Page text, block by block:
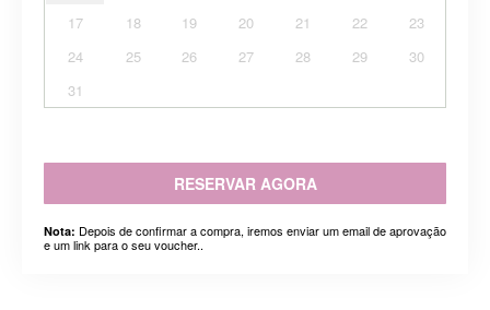
17
18 19 20 21 22
23
24
25 26 27 28 29
30
31
RESERVAR AGORA
Nota: Depois de confirmar a compra, iremos enviar um email de aprovação
e um link para o seu voucher..